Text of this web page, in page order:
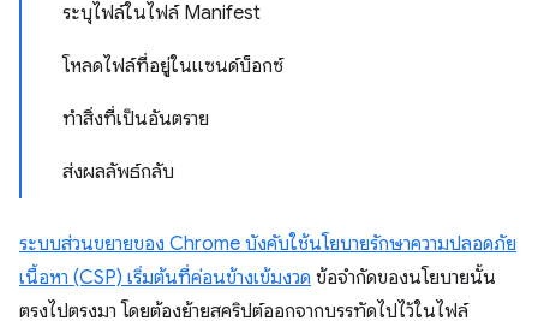
ระบุไฟล์ในไฟล์ Manifest
โหลดไฟล์ที่อยู่ในแซนด์บ็อกซ์
ทำสิ่งที่เป็นอันตราย
ส่งผลลัพธ์กลับ
ระบบส่วนขยายของ Chrome บังคับใช้นโยบายรักษาความปลอดภัย
เนื้อหา (CSP) เริ่มต้นที่ค่อนข้างเข้มงวด ข้อจำกัดของนโยบายนั้น
ตรงไปตรงมา โดยต้องย้ายสคริปต์ออกจากบรรทัดไปไว้ในไฟล์